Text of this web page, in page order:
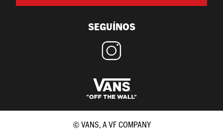
SEGUÍNOS
© VANS, A VF COMPANY